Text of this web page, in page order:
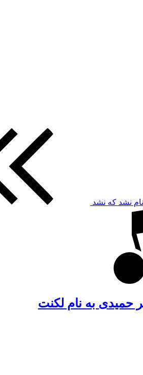
نام نشد که نشد
حمیدی به نام لکنت